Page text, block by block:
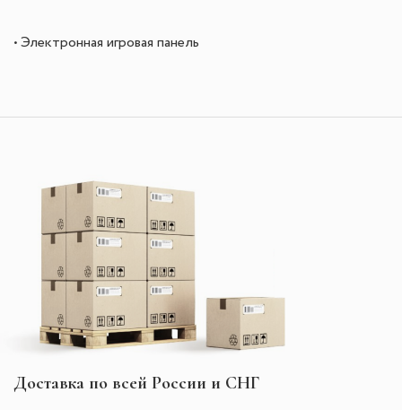
• Электронная игровая панель
Доставка по всей России и СНГ